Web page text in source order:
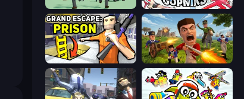
Bank Heist Funny City: Gopniks
Grand Escape: Prison Redcoats.io